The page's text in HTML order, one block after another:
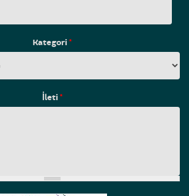
Kategori*
İleti*